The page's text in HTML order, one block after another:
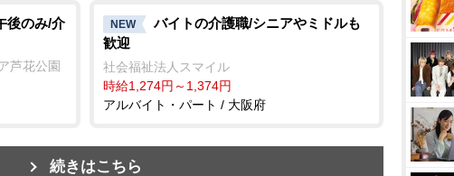
後のみ/介
芦花公園
NEW
バイトの介護職/シニアやミドルも
歓迎
社会福祉法人スマイル
時給1,274円～1,374円
アルバイト・パート / 大阪府
続きはこちら